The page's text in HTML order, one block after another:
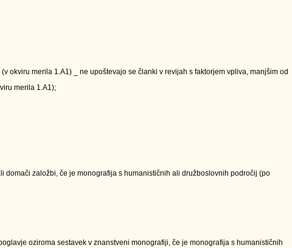
okviru merila 1.A1) _ ne upoštevajo se članki v revijah s faktorjem vpliva, manjšim od
merila 1.A1);
založbi, če je monografija s humanističnih ali družboslovnih področij (po
oziroma sestavek v znanstveni monografiji, če je monografija s humanističnih